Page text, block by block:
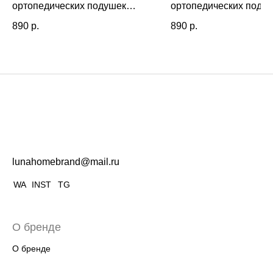
ортопедических подушек
890 р.
ортопедических
890 р.
О бренде
О бренде
lunahomebrand@mail.ru
WA INST TG